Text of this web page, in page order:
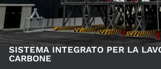
SISTEMA INTEGRATO PER LA
CARBONE